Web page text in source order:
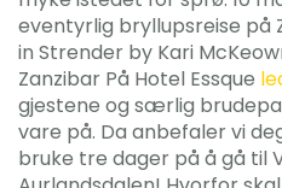
eventyrlig bryllupsreise på
in Strender by Kari
Zanzibar På Hotel Essque
gjestene og særlig
vare på. Da anbefaler vi
bruke tre dager på å gå til